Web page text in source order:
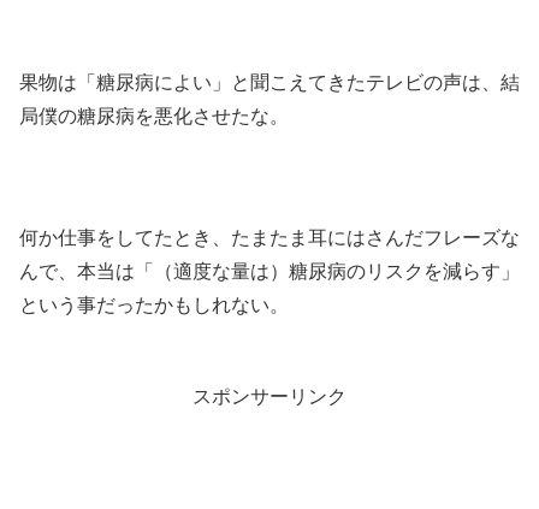
果物は「糖尿病によい」と聞こえてきたテレビの声は、結
局僕の糖尿病を悪化させたな。
何か仕事をしてたとき、たまたま耳にはさんだフレーズな
んで、本当は「（適度な量は）糖尿病のリスクを減らす」
という事だったかもしれない。
スポンサーリンク